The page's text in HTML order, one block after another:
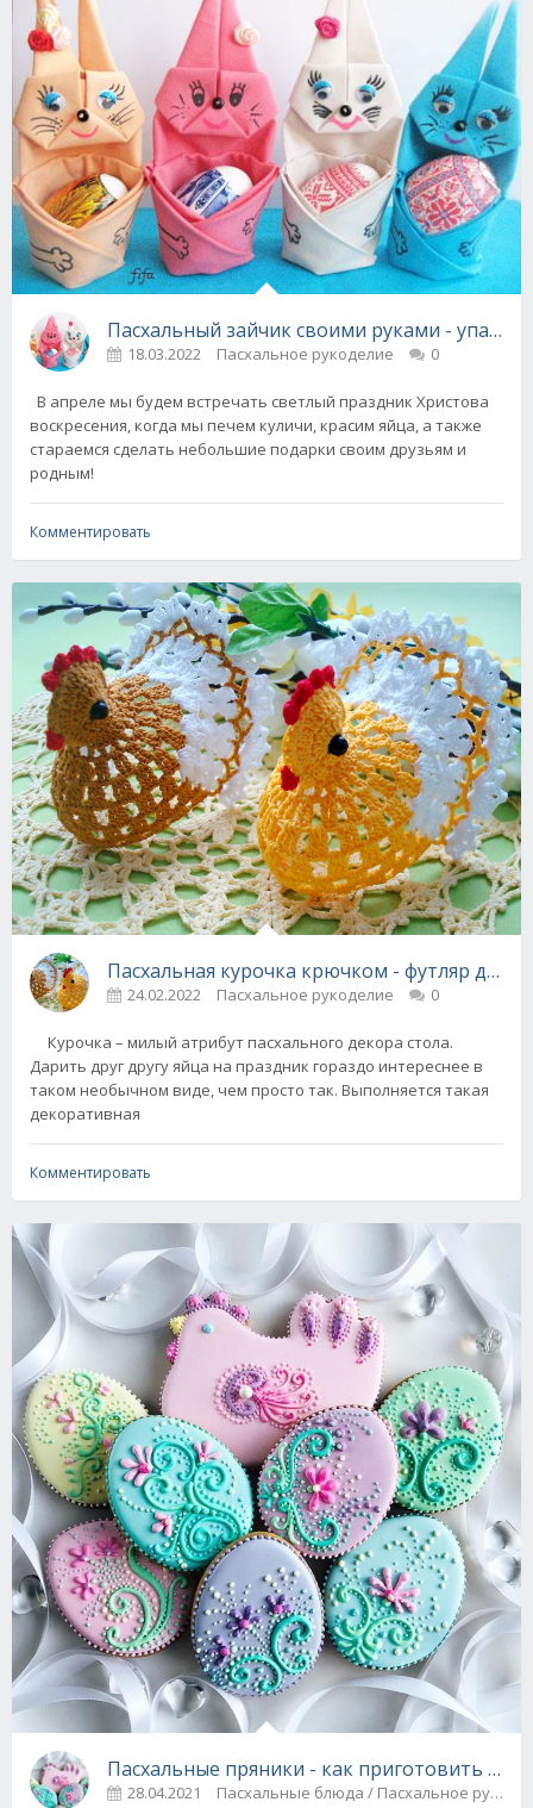
Пасхальный зайчик своими руками -
18.03.2022 Пасхальное рукоделие 0
В апреле мы будем встречать светлый праздник Христова
воскресения, когда мы печем куличи, красим яйца, а также
стараемся сделать небольшие подарки своим друзьям и
родным!
Комментировать
Пасхальная курочка крючком - футляр для
24.02.2022 Пасхальное рукоделие 0
Курочка – милый атрибут пасхального декора стола.
Дарить друг другу яйца на праздник гораздо интереснее в
таком необычном виде, чем просто так. Выполняется такая
декоративная
Комментировать
Пасхальные пряники - как приготовить и
28.04.2021 Пасхальные блюда / Пасхальное